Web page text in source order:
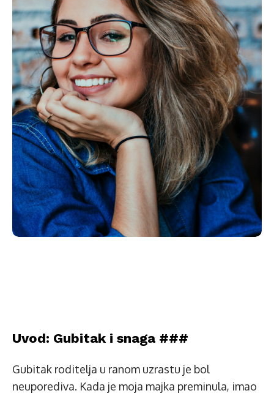
Uvod: Gubitak i snaga ###
Gubitak roditelja u ranom uzrastu je bol
neuporediva. Kada je moja majka preminula, imao